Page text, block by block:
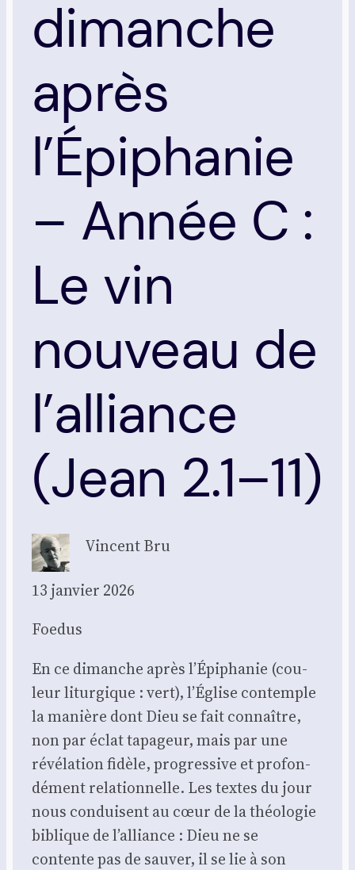
dimanche
après
l’Épiphanie
– Année C :
Le vin
nouveau de
l’alliance
(Jean 2.1–11)
Vincent Bru
13 jan­vier 2026
Foe­dus
En ce dimanche après l’Épiphanie (cou­
leur litur­gique : vert), l’Église contemple
la manière dont Dieu se fait connaître,
non par éclat tapa­geur, mais par une
révé­la­tion fidèle, pro­gres­sive et pro­fon­
dé­ment rela­tion­nelle. Les textes du jour
nous conduisent au cœur de la théo­lo­gie
biblique de l’alliance : Dieu ne se
contente pas de sau­ver, il se lie à son